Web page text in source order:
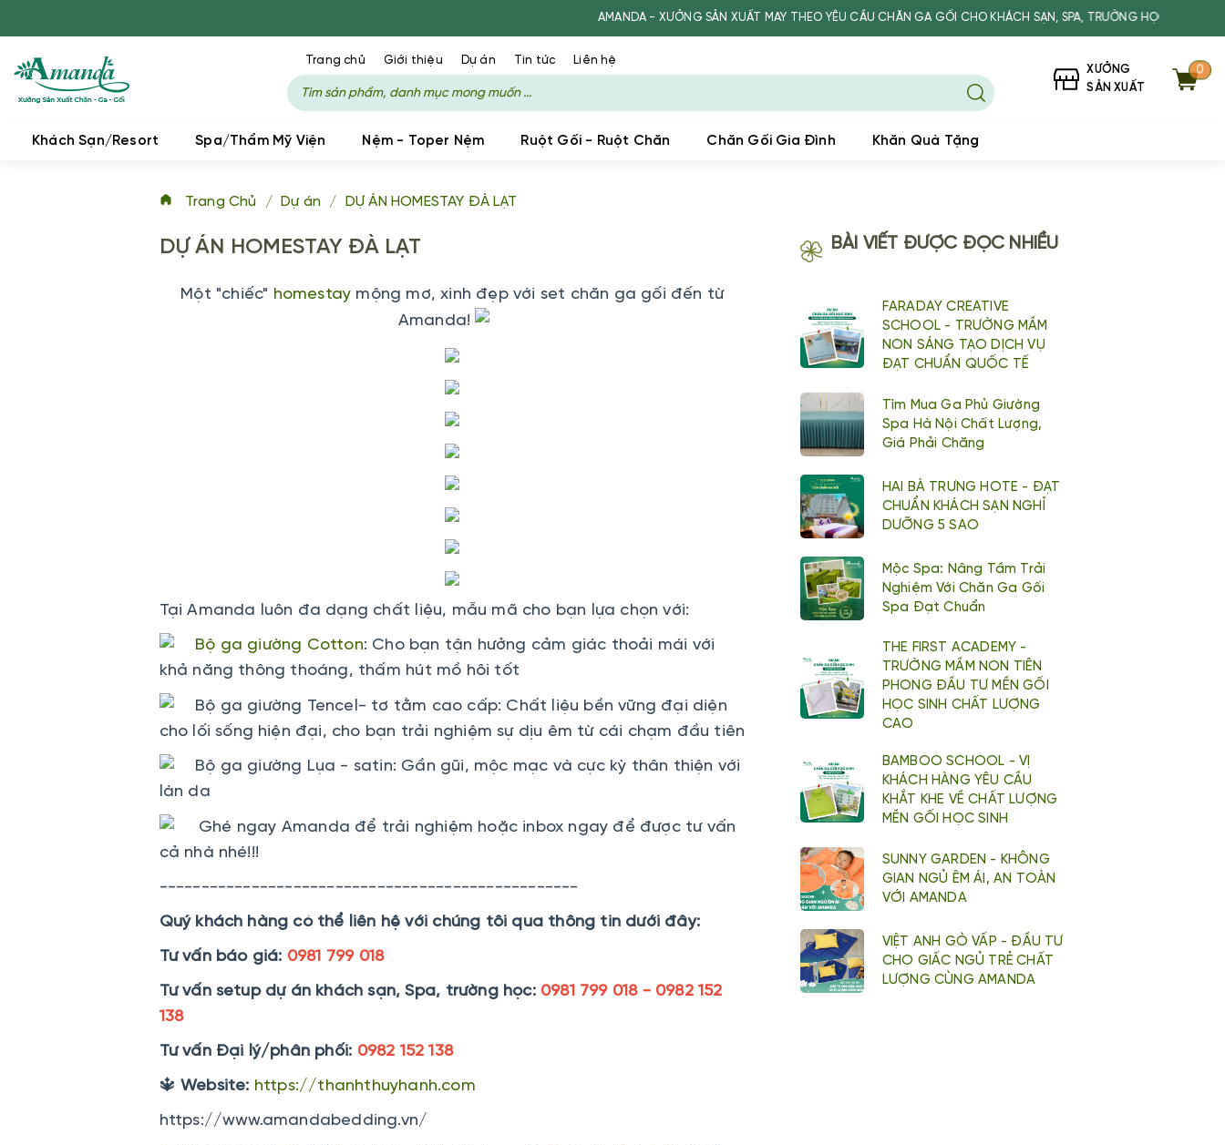
AMANDA - XƯỞNG SẢN XUẤT MAY THEO YÊU CẦU CHĂN GA GỐI CHO KHÁCH SẠN, SPA, TRƯỜNG HỌC
Trang chủ Giới thiệu Dự án Tin tức Liên hệ
XƯỞNG
SẢN XUẤT
0
Khách Sạn/Resort Spa/Thẩm Mỹ Viện Nệm - Toper Nệm Ruột Gối - Ruột Chăn Chăn Gối Gia Đình Khăn Quà Tặng
Trang Chủ / Dự án / DỰ ÁN HOMESTAY ĐÀ LẠT
DỰ ÁN HOMESTAY ĐÀ LẠT
Một "chiếc" homestay mộng mơ, xinh đẹp với set chăn ga gối đến từ
Amanda!
Tại Amanda luôn đa dạng chất liệu, mẫu mã cho bạn lựa chọn với:
Bộ ga giường Cotton: Cho bạn tận hưởng cảm giác thoải mái với
khả năng thông thoáng, thấm hút mồ hôi tốt
Bộ ga giường Tencel- tơ tằm cao cấp: Chất liệu bền vững đại diện
cho lối sống hiện đại, cho bạn trải nghiệm sự dịu êm từ cái chạm đầu tiên
Bộ ga giường Lụa - satin: Gần gũi, mộc mạc và cực kỳ thân thiện với
làn da
Ghé ngay Amanda để trải nghiệm hoặc inbox ngay để được tư vấn
cả nhà nhé!!!
--------------------------------------------------
Quý khách hàng có thể liên hệ với chúng tôi qua thông tin dưới đây:
Tư vấn báo giá: 0981 799 018
Tư vấn setup dự án khách sạn, Spa, trường học: 0981 799 018 - 0982 152
138
Tư vấn Đại lý/phân phối: 0982 152 138
🔱 Website: https://thanhthuyhanh.com
https://www.amandabedding.vn/
BÀI VIẾT ĐƯỢC ĐỌC NHIỀU
FARADAY CREATIVE
SCHOOL - TRƯỜNG MẦM
NON SÁNG TẠO DỊCH VỤ
ĐẠT CHUẨN QUỐC TẾ
Tìm Mua Ga Phủ Giường
Spa Hà Nội Chất Lượng,
Giá Phải Chăng
HAI BÀ TRƯNG HOTE - ĐẠT
CHUẨN KHÁCH SẠN NGHỈ
DƯỠNG 5 SAO
Mộc Spa: Nâng Tầm Trải
Nghiệm Với Chăn Ga Gối
Spa Đạt Chuẩn
THE FIRST ACADEMY -
TRƯỜNG MẦM NON TIÊN
PHONG ĐẦU TƯ MỀN GỐI
HỌC SINH CHẤT LƯỢNG
CAO
BAMBOO SCHOOL - VỊ
KHÁCH HÀNG YÊU CẦU
KHẮT KHE VỀ CHẤT LƯỢNG
MỀN GỐI HỌC SINH
SUNNY GARDEN - KHÔNG
GIAN NGỦ ÊM ÁI, AN TOÀN
VỚI AMANDA
VIỆT ANH GÒ VẤP - ĐẦU TƯ
CHO GIẤC NGỦ TRẺ CHẤT
LƯỢNG CÙNG AMANDA